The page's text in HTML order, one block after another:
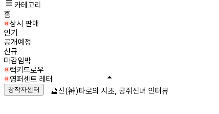
카테고리
홈
상시 판매
인기
공개예정
신규
마감임박
럭키드로우
영퍼센트 레터
창작자센터 🔮신(神)타로의 시초, 콩쥐신녀 인터뷰